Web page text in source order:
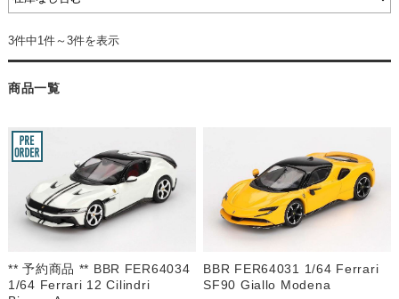
3件中1件～3件を表示
商品一覧
** 予約商品 ** BBR FER64034
1/64 Ferrari 12 Cilindri
BBR FER64031 1/64 Ferrari
SF90 Giallo Modena